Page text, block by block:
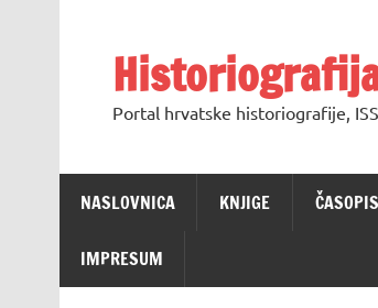
Portal hrvatske historiografije,
NASLOVNICA KNJIGE
IMPRESUM